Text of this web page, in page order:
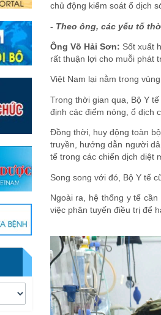
chủ động kiểm soát ổ dịch
- Theo ông, các yếu tố
Ông Võ Hải Sơn: Sốt xuất
rất thuận lợi cho muỗi phát
Việt Nam lại nằm trong
Trong thời gian qua, Bộ Y
định các điểm nóng, ổ dịch
Đồng thời, huy động toàn
truyền, hướng dẫn người
tế trong các chiến dịch diệt
Song song với đó, Bộ Y tế
Ngoài ra, hệ thống y tế
việc phân tuyến điều trị để